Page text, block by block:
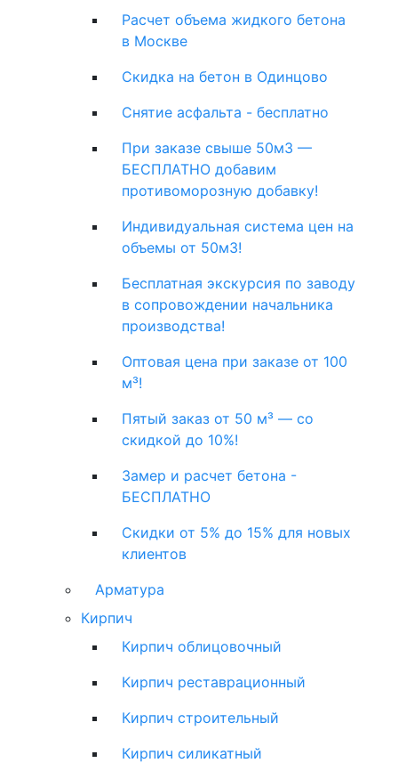
Расчет объема жидкого бетона
в Москве
Скидка на бетон в Одинцово
Снятие асфальта - бесплатно
При заказе свыше 50м3 —
БЕСПЛАТНО добавим
противоморозную добавку!
Индивидуальная система цен на
объемы от 50м3!
Бесплатная экскурсия по заводу
в сопровождении начальника
производства!
Оптовая цена при заказе от 100
м³!
Пятый заказ от 50 м³ — со
скидкой до 10%!
Замер и расчет бетона -
БЕСПЛАТНО
Скидки от 5% до 15% для новых
клиентов
Арматура
Кирпич
Кирпич облицовочный
Кирпич реставрационный
Кирпич строительный
Кирпич силикатный